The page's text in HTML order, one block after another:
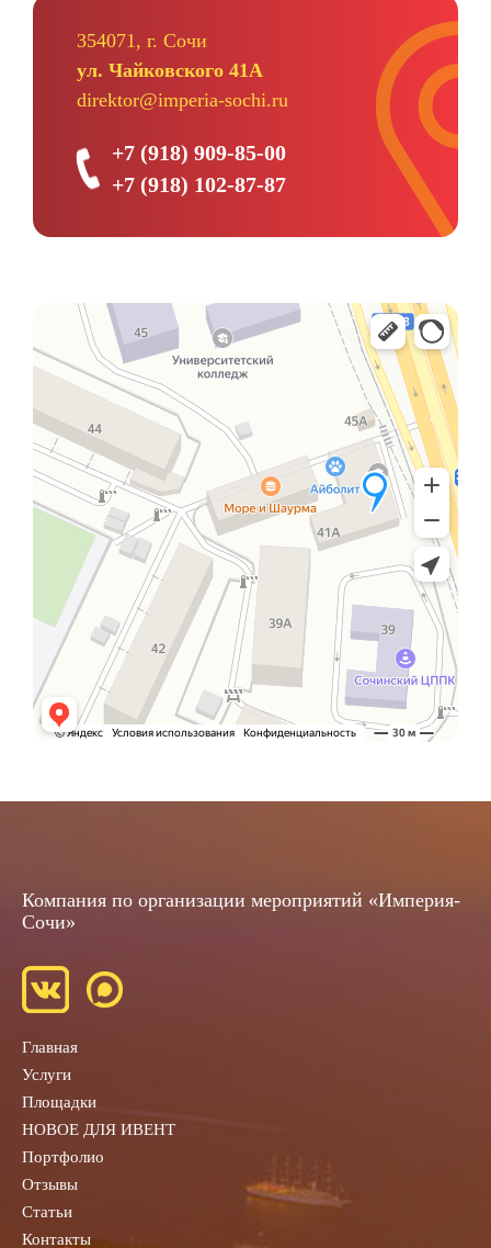
354071, г. Сочи
ул. Чайковского 41А
direktor@imperia-sochi.ru
+7 (918) 909-85-00
+7 (918) 102-87-87
Компания по организации мероприятий «Империя-
Сочи»
Главная
Услуги
Площадки
НОВОЕ ДЛЯ ИВЕНТ
Портфолио
Отзывы
Статьи
Контакты